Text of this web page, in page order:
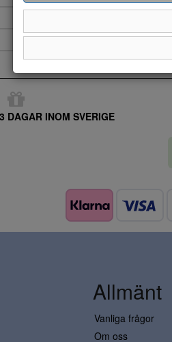
DAGAR INOM SVERIGE
Allmänt
Vanliga frågor
Om oss